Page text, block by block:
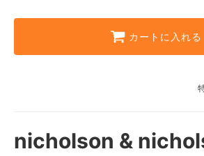
カートに入れる
nicholson &